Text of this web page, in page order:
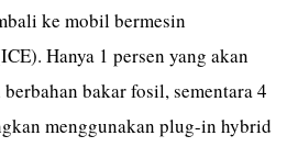
ke mobil bermesin
Hanya 1 persen yang akan
bakar fosil, sementara 4
menggunakan plug-in hybrid